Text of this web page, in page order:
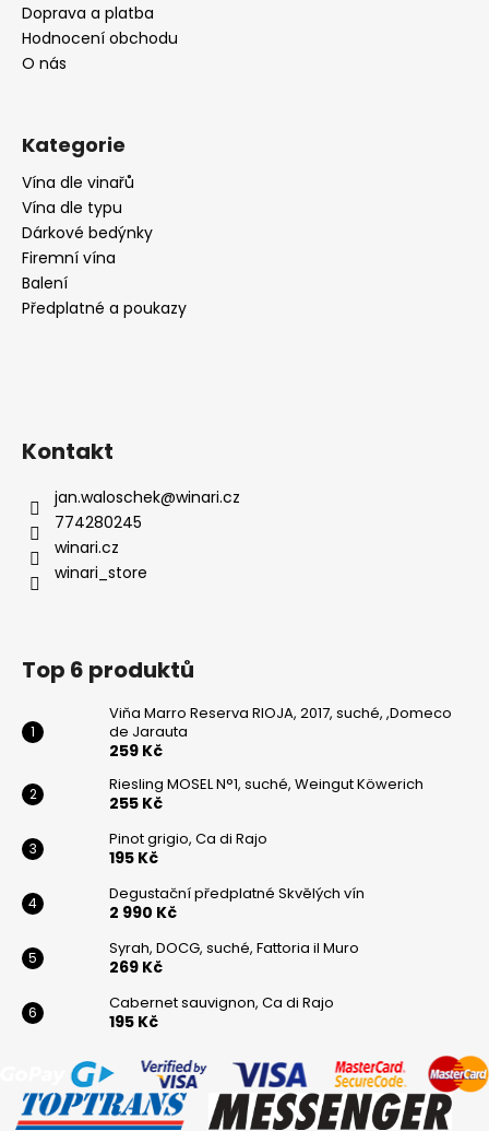
Doprava a platba
Hodnocení obchodu
O nás
Kategorie
Vína dle vinařů
Vína dle typu
Dárkové bedýnky
Firemní vína
Balení
Předplatné a poukazy
Kontakt
jan.waloschek@winari.cz
774280245
winari.cz
winari_store
Top 6 produktů
Viňa Marro Reserva RIOJA, 2017, suché, ,Domeco
de Jarauta
259 Kč
Riesling MOSEL N°1, suché, Weingut Köwerich
255 Kč
Pinot grigio, Ca di Rajo
195 Kč
Degustační předplatné Skvělých vín
2 990 Kč
Syrah, DOCG, suché, Fattoria il Muro
269 Kč
Cabernet sauvignon, Ca di Rajo
195 Kč